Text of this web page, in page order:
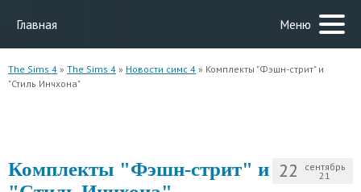
Главная Меню
The Sims 4 » The Sims 4 » Новости симс 4 » Комплекты "Фэшн-стрит" и
"Стиль Инчхона"
22 сентябрь
21
Комплекты "Фэшн-стрит" и